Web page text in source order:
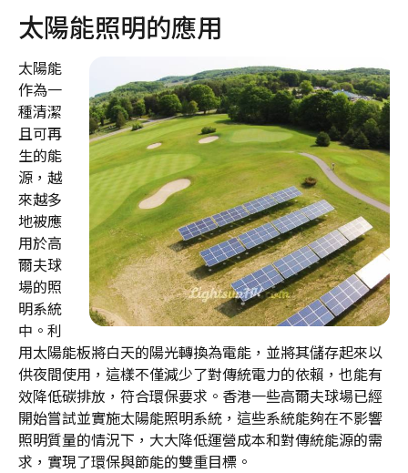
太陽能照明的應用
太陽能
作為一
種清潔
且可再
生的能
源，越
來越多
地被應
用於高
爾夫球
場的照
明系統
中。利
用太陽能板將白天的陽光轉換為電能，並將其儲存起來以
供夜間使用，這樣不僅減少了對傳統電力的依賴，也能有
效降低碳排放，符合環保要求。香港一些高爾夫球場已經
開始嘗試並實施太陽能照明系統，這些系統能夠在不影響
照明質量的情況下，大大降低運營成本和對傳統能源的需
求，實現了環保與節能的雙重目標。